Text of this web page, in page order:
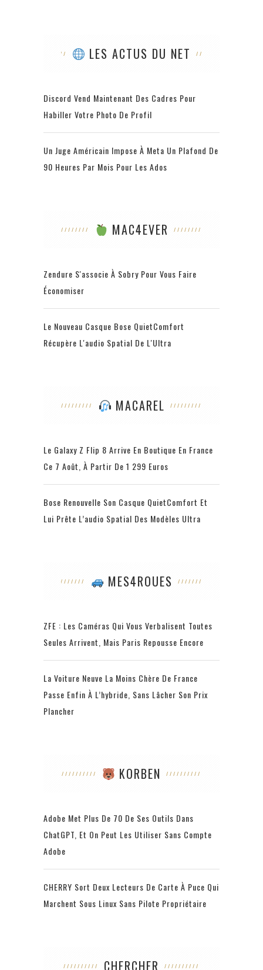
LES ACTUS DU NET
Discord Vend Maintenant Des Cadres Pour
Habiller Votre Photo De Profil
Un Juge Américain Impose À Meta Un Plafond De
90 Heures Par Mois Pour Les Ados
MAC4EVER
Zendure S'associe À Sobry Pour Vous Faire
Économiser
Le Nouveau Casque Bose QuietComfort
Récupère L'audio Spatial De L'Ultra
MACAREL
Le Galaxy Z Flip 8 Arrive En Boutique En France
Ce 7 Août, À Partir De 1 299 Euros
Bose Renouvelle Son Casque QuietComfort Et
Lui Prête L’audio Spatial Des Modèles Ultra
MES4ROUES
ZFE : Les Caméras Qui Vous Verbalisent Toutes
Seules Arrivent, Mais Paris Repousse Encore
La Voiture Neuve La Moins Chère De France
Passe Enfin À L’hybride, Sans Lâcher Son Prix
Plancher
KORBEN
Adobe Met Plus De 70 De Ses Outils Dans
ChatGPT, Et On Peut Les Utiliser Sans Compte
Adobe
CHERRY Sort Deux Lecteurs De Carte À Puce Qui
Marchent Sous Linux Sans Pilote Propriétaire
CHERCHER